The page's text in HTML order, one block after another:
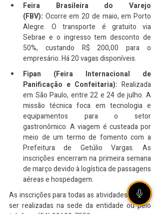
Feira Brasileira do Varejo
(FBV): Ocorre em 20 de maio, em Porto
Alegre. O transporte é gratuito via
Sebrae e o ingresso tem desconto de
50%, custando R$ 200,00 para o
empresário. Há 20 vagas disponíveis.
Fipan (Feira Internacional de
Panificação e Confeitaria): Realizada
em São Paulo, entre 22 e 24 de julho. A
missão técnica foca em tecnologia e
equipamentos para o setor
gastronômico. A viagem é custeada por
meio de um termo de fomento com a
Prefeitura de Getúlio Vargas. As
inscrições encerram na primeira semana
de março devido à logística de passagens
aéreas e hospedagem.
As inscrições para todas as atividades podem
ser realizadas na sede da entidade ou pelo
telefone (54) 99693-7552.